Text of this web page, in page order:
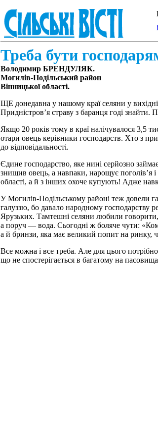
Треба бути
Володимир БРЕНДУЛЯК.
Могилів-Подільський район
Вінницької області.
ЩЕ донедавна у нашому краї селяни у
Придністров’я страву з баранця годі знайти.
Якщо 20 років тому в краї налічувалося 3,5
отари овець керівники господарств. Хто з
до відповідальності.
Єдине господарство, яке нині серйозно
знищив овець, а навпаки, нарощує поголів’я
області, а й з інших охоче купують! Адже
У Могилів-Подільському районі теж довели
галуззю, бо давало народному господарству
Ярузьких. Тамтешні селяни любили говорити,
а поруч — вода. Сьогодні ж боляче чути:
а й бринзи, яка має великий попит на ринку,
Все можна і все треба. Але для цього
що не спостерігається в багатому на